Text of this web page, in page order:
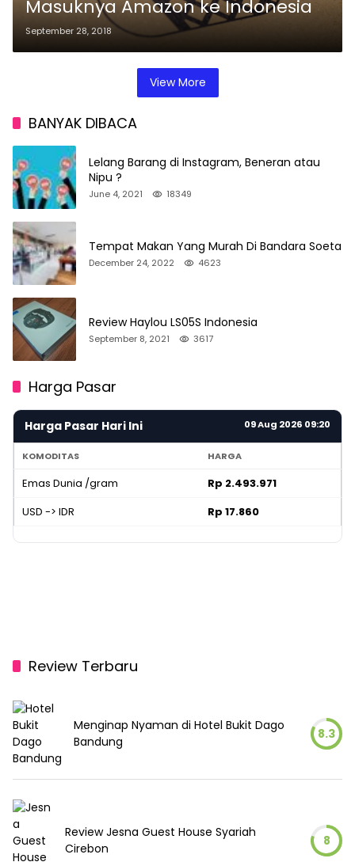
Masuknya Amazon ke Indonesia
September 28, 2018
View More
BANYAK DIBACA
Lelang Barang di Instagram, Beneran atau
Nipu ?
June 4, 2021 18349
Tempat Makan Yang Murah Di Bandara Soeta
December 24, 2022 4623
Review Haylou LS05S Indonesia
September 8, 2021 3617
Harga Pasar
Harga Pasar Hari Ini 09 Aug 2026 09:20
KOMODITAS HARGA
Emas Dunia /gram
Rp 2.493.971
USD -> IDR
Rp 17.860
Review Terbaru
Menginap Nyaman di Hotel Bukit Dago
Bandung
8.3
Review Jesna Guest House Syariah
Cirebon
8